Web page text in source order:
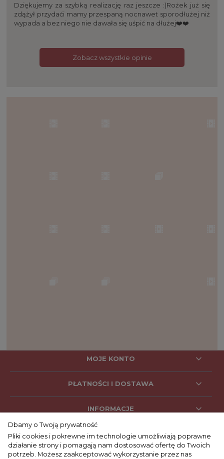
Dziękujemy za szybką realizację raz jeszcze :)Rożek już się
zdążył przydaći mamy przespaną nocnawet sporodłużej niż
wypada a bez niego nie dawała się uśpić na dłużej❤️❤️
Zobacz wszystkie opinie
MOJE KONTO
PŁATNOŚCI I DOSTAWA
INFORMACJE
SOCIAL MEDIA
Dbamy o Twoją prywatność
Pliki cookies i pokrewne im technologie umożliwiają poprawne
działanie strony i pomagają nam dostosować ofertę do Twoich
potrzeb. Możesz zaakceptować wykorzystanie przez nas